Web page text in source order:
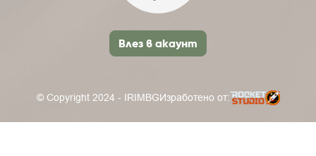
Влез в акаунт
© Copyright 2024 - IRIMBGИзработено от: